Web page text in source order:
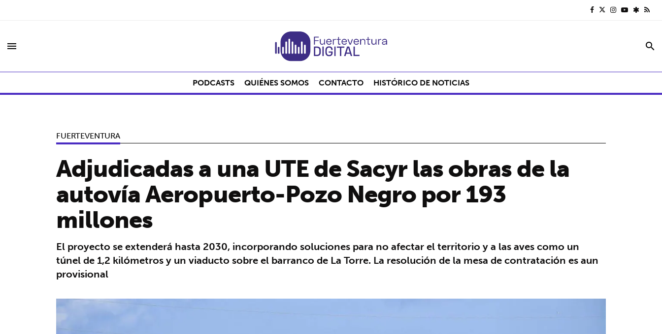
menu search
PODCASTS QUIÉNES SOMOS CONTACTO HISTÓRICO DE NOTICIAS
FUERTEVENTURA
Adjudicadas a una UTE de Sacyr las obras de la
autovía Aeropuerto-Pozo Negro por 193
millones
El proyecto se extenderá hasta 2030, incorporando soluciones para no afectar el territorio y a las aves como un
túnel de 1,2 kilómetros y un viaducto sobre el barranco de La Torre. La resolución de la mesa de contratación es aun
provisional